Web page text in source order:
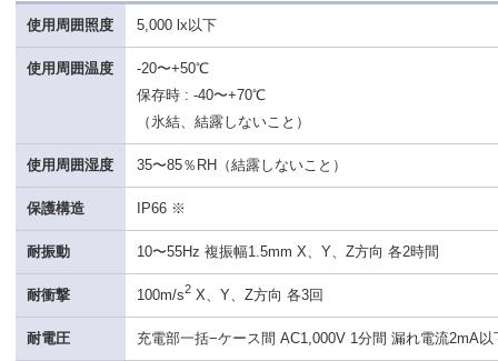
使用周囲照度 5,000 lx以下
使用周囲温度
-20〜+50℃
保存時 : -40〜+70℃
（氷結、結露しないこと）
使用周囲湿度 35〜85％RH（結露しないこと）
保護構造 IP66 ※
耐振動 10〜55Hz 複振幅1.5mm X、Y、Z方向 各2時間
耐衝撃 100m/s2 X、Y、Z方向 各3回
耐電圧 充電部一括−ケース間 AC1,000V 1分間 漏れ電流2mA以